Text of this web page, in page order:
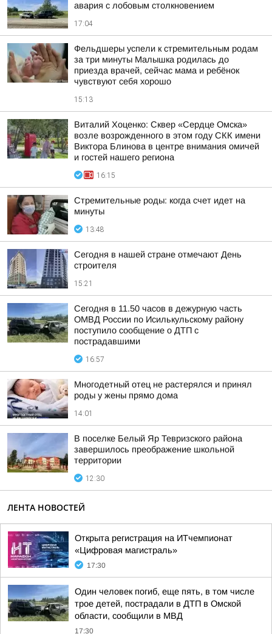
авария с лобовым столкновением
17:04
Фельдшеры успели к стремительным родам
за три минуты Малышка родилась до
приезда врачей, сейчас мама и ребёнок
чувствуют себя хорошо
15:13
Виталий Хоценко: Сквер «Сердце Омска»
возле возрожденного в этом году СКК имени
Виктора Блинова в центре внимания омичей
и гостей нашего региона
16:15
Стремительные роды: когда счет идет на
минуты
13:48
Сегодня в нашей стране отмечают День
строителя
15:21
Сегодня в 11.50 часов в дежурную часть
ОМВД России по Исилькульскому району
поступило сообщение о ДТП с
пострадавшими
16:57
Многодетный отец не растерялся и принял
роды у жены прямо дома
14:01
В поселке Белый Яр Тевризского района
завершилось преображение школьной
территории
12:30
ЛЕНТА НОВОСТЕЙ
Открыта регистрация на ИТчемпионат
«Цифровая магистраль»
17:30
Один человек погиб, еще пять, в том числе
трое детей, пострадали в ДТП в Омской
области, сообщили в МВД
17:30